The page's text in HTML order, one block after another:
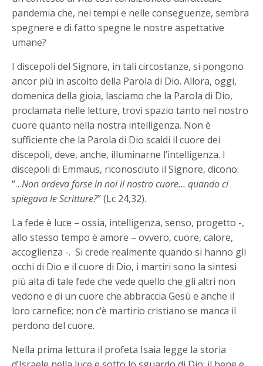
pandemia che, nei tempi e nelle conseguenze, sembra
spegnere e di fatto spegne le nostre aspettative
umane?
I discepoli del Signore, in tali circostanze, si pongono
ancor più in ascolto della Parola di Dio. Allora, oggi,
domenica della gioia, lasciamo che la Parola di Dio,
proclamata nelle letture, trovi spazio tanto nel nostro
cuore quanto nella nostra intelligenza. Non è
sufficiente che la Parola di Dio scaldi il cuore dei
discepoli, deve, anche, illuminarne l’intelligenza. I
discepoli di Emmaus, riconosciuto il Signore, dicono:
“…Non ardeva forse in noi il nostro cuore… quando ci
spiegava le Scritture?” (Lc 24,32).
La fede è luce – ossia, intelligenza, senso, progetto -,
allo stesso tempo è amore – ovvero, cuore, calore,
accoglienza -. Si crede realmente quando si hanno gli
occhi di Dio e il cuore di Dio, i martiri sono la sintesi
più alta di tale fede che vede quello che gli altri non
vedono e di un cuore che abbraccia Gesù e anche il
loro carnefice; non c’è martirio cristiano se manca il
perdono del cuore.
Nella prima lettura il profeta Isaia legge la storia